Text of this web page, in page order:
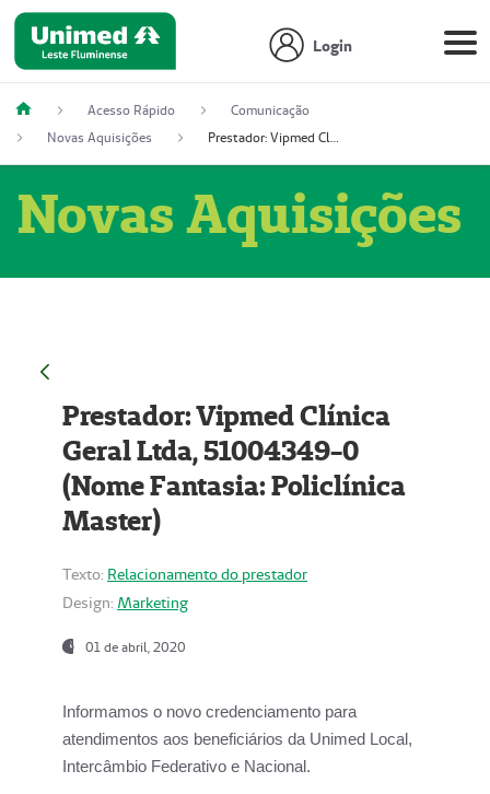
Login
Acesso Rápido
Comunicação
Novas Aquisições
Prestador: Vipmed Clínica Geral Ltda, 51004349-0 (Nome Fantasia: Policlínica Master)
Novas Aquisições
Prestador: Vipmed Clínica
Geral Ltda, 51004349-0
(Nome Fantasia: Policlínica
Master)
Texto: Relacionamento do prestador
Design: Marketing
01 de abril, 2020
Informamos o novo credenciamento para
atendimentos aos beneficiários da Unimed Local,
Intercâmbio Federativo e Nacional.